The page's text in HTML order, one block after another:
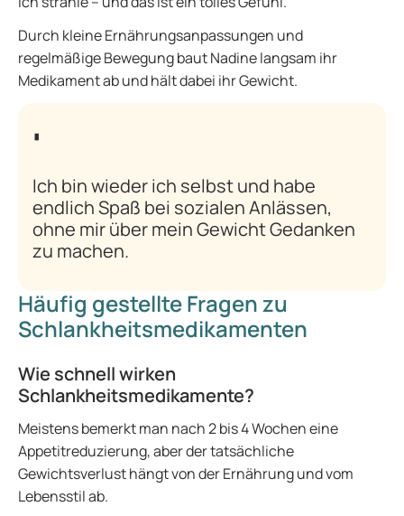
Durch kleine Ernährungsanpassungen und
regelmäßige Bewegung baut Nadine langsam ihr
Medikament ab und hält dabei ihr Gewicht.
Ich bin wieder ich selbst und habe
endlich Spaß bei sozialen Anlässen,
ohne mir über mein Gewicht Gedanken
zu machen.
Häufig gestellte Fragen zu
Schlankheitsmedikamenten
Wie schnell wirken
Schlankheitsmedikamente?
Meistens bemerkt man nach 2 bis 4 Wochen eine
Appetitreduzierung, aber der tatsächliche
Gewichtsverlust hängt von der Ernährung und vom
Lebensstil ab.